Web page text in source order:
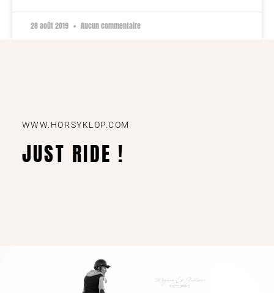
28 août 2019 Aucun commentaire
WWW.HORSYKLOP.COM
JUST RIDE !